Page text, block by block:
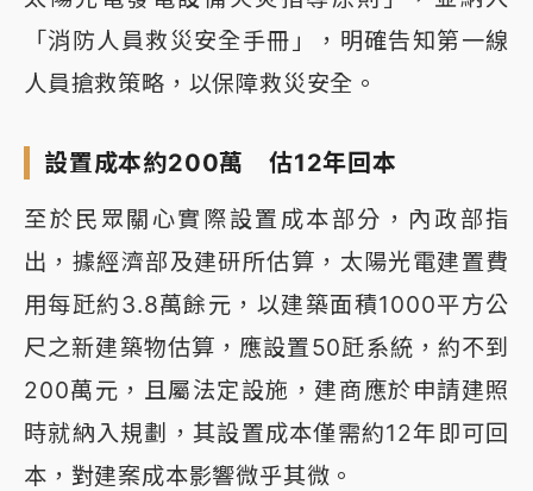
「消防人員救災安全手冊」，明確告知第一線
人員搶救策略，以保障救災安全。
設置成本約200萬 估12年回本
至於民眾關心實際設置成本部分，內政部指
出，據經濟部及建研所估算，太陽光電建置費
用每瓩約3.8萬餘元，以建築面積1000平方公
尺之新建築物估算，應設置50瓩系統，約不到
200萬元，且屬法定設施，建商應於申請建照
時就納入規劃，其設置成本僅需約12年即可回
本，對建案成本影響微乎其微。